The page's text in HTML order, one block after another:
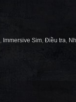
, Immersive Sim, Điều tra,